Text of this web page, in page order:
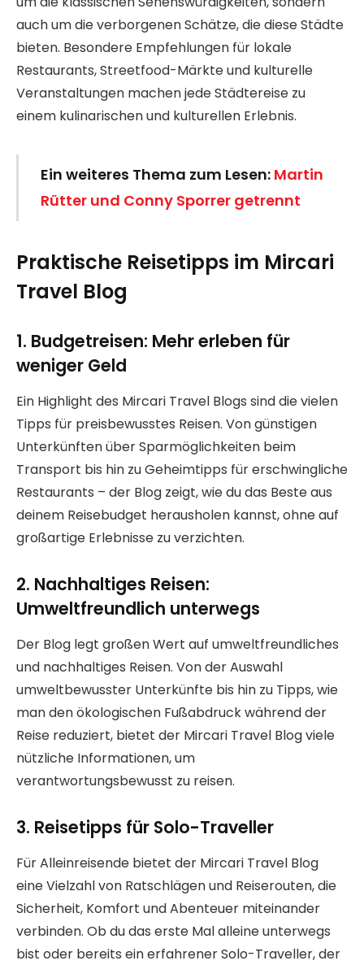
auch um die verborgenen Schätze, die diese Städte
bieten. Besondere Empfehlungen für lokale
Restaurants, Streetfood-Märkte und kulturelle
Veranstaltungen machen jede Städtereise zu
einem kulinarischen und kulturellen Erlebnis.
Ein weiteres Thema zum Lesen: Martin
Rütter und Conny Sporrer getrennt
Praktische Reisetipps im Mircari
Travel Blog
1. Budgetreisen: Mehr erleben für
weniger Geld
Ein Highlight des Mircari Travel Blogs sind die vielen
Tipps für preisbewusstes Reisen. Von günstigen
Unterkünften über Sparmöglichkeiten beim
Transport bis hin zu Geheimtipps für erschwingliche
Restaurants – der Blog zeigt, wie du das Beste aus
deinem Reisebudget herausholen kannst, ohne auf
großartige Erlebnisse zu verzichten.
2. Nachhaltiges Reisen:
Umweltfreundlich unterwegs
Der Blog legt großen Wert auf umweltfreundliches
und nachhaltiges Reisen. Von der Auswahl
umweltbewusster Unterkünfte bis hin zu Tipps, wie
man den ökologischen Fußabdruck während der
Reise reduziert, bietet der Mircari Travel Blog viele
nützliche Informationen, um
verantwortungsbewusst zu reisen.
3. Reisetipps für Solo-Traveller
Für Alleinreisende bietet der Mircari Travel Blog
eine Vielzahl von Ratschlägen und Reiserouten, die
Sicherheit, Komfort und Abenteuer miteinander
verbinden. Ob du das erste Mal alleine unterwegs
bist oder bereits ein erfahrener Solo-Traveller, der